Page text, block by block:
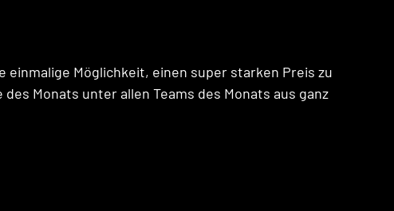
einmalige Möglichkeit, einen super starken Preis zu
Monats unter allen Teams des Monats aus ganz